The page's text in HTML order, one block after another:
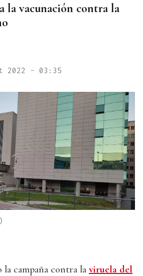
la vacunación contra la
2022 - 03:35
campaña contra la viruela del